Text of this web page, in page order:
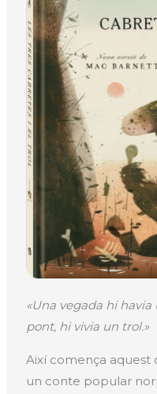
«Una vegada hi havia
pont, hi vivia un trol.»
Així comença aquest
un conte popular